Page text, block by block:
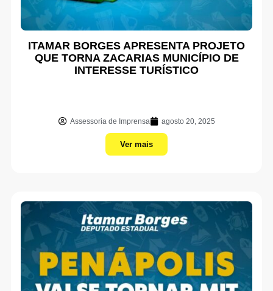
ITAMAR BORGES APRESENTA PROJETO
QUE TORNA ZACARIAS MUNICÍPIO DE
INTERESSE TURÍSTICO
Assessoria de Imprensa agosto 20, 2025
Ver mais